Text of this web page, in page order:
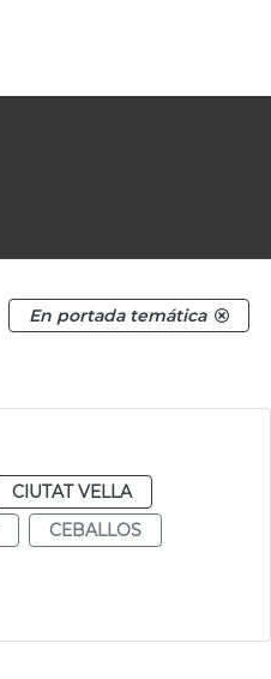
En portada temática
CIUTAT VELLA
CEBALLOS